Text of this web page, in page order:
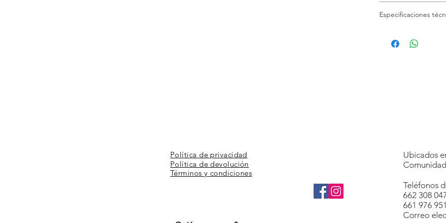
el producto se lo
Especificaciones
Peso:11 Kg /
Política de privacidad
Política de devolución
Términos y condiciones
Ubicados
Teléfonos
662 308
661 976 951
Correo